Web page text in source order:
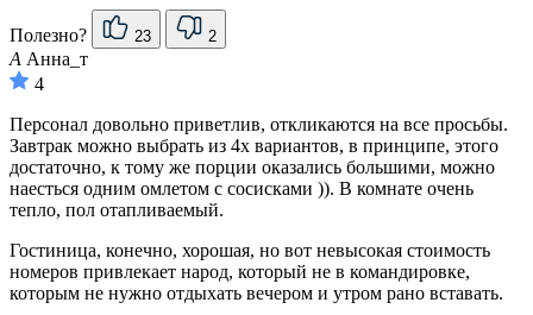
Полезно? 23 2
А Анна_т
4
Персонал довольно приветлив, откликаются на все просьбы.
Завтрак можно выбрать из 4х вариантов, в принципе, этого
достаточно, к тому же порции оказались большими, можно
наесться одним омлетом с сосисками )). В комнате очень
тепло, пол отапливаемый.
Гостиница, конечно, хорошая, но вот невысокая стоимость
номеров привлекает народ, который не в командировке,
которым не нужно отдыхать вечером и утром рано вставать.